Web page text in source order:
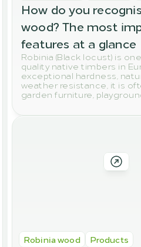
How do you
wood? The most
features at a glance
Robinia (Black locust) is
quality native timbers in
exceptional hardness,
weather resistance, it is
garden furniture,
other outdoor applications.
Robinia wood Products